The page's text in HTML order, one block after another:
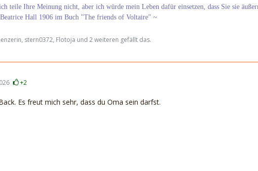
teile Ihre Meinung nicht, aber ich würde mein Leben dafür einsetzen, dass Sie sie
Hall 1906 im Buch "The friends of Voltaire" ~
stern0372, Flotoja und 2 weiteren gefällt das.
+2
Es freut mich sehr, dass du Oma sein darfst.